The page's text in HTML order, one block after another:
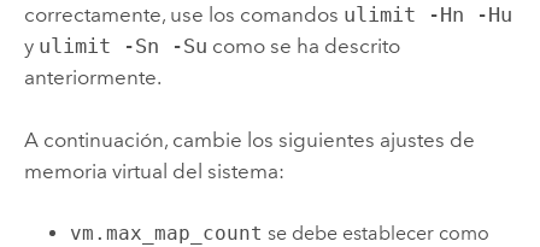
correctamente, use los comandos ulimit -Hn -Hu
y ulimit -Sn -Su como se ha descrito
anteriormente.
A continuación, cambie los siguientes ajustes de
memoria virtual del sistema:
vm.max_map_count se debe establecer como